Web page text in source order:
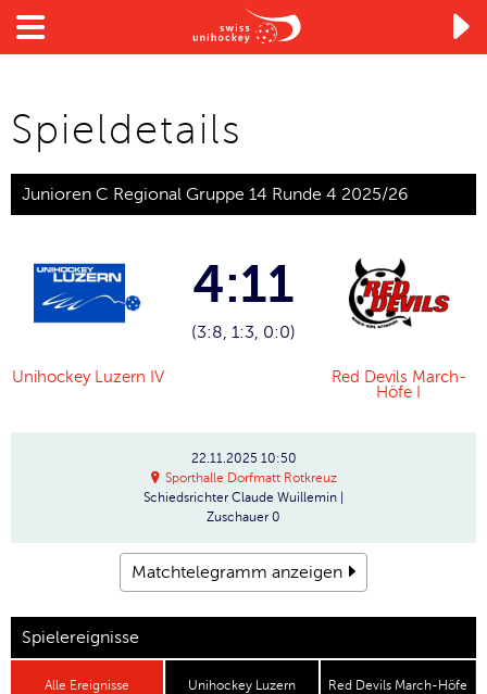

Spieldetails
Junioren C Regional Gruppe 14 Runde 4 2025/26
Unihockey Luzern IV
4:11
(3:8, 1:3, 0:0)
Red Devils March-
Höfe I
22.11.2025 10:50
Sporthalle Dorfmatt Rotkreuz
Schiedsrichter Claude Wuillemin |
Zuschauer 0
Matchtelegramm anzeigen
Spielereignisse
Alle Ereignisse Unihockey Luzern Red Devils March-Höfe